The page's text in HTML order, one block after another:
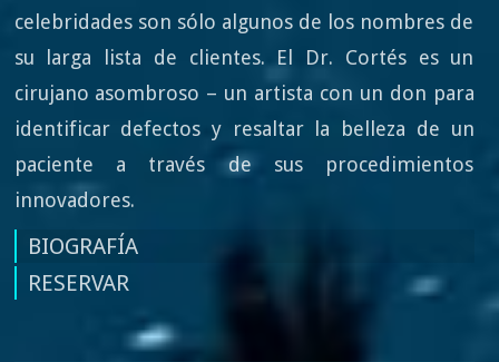
celebridades son sólo algunos de los nombres de
su larga lista de clientes. El Dr. Cortés es un
cirujano asombroso – un artista con un don para
identificar defectos y resaltar la belleza de un
paciente a través de sus procedimientos
innovadores.
BIOGRAFÍA
RESERVAR